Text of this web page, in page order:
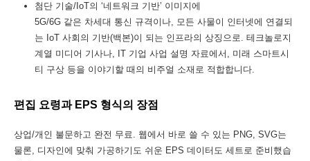
첨단 기술/IoT의 ‘네트워크 기반’ 이미지에
5G/6G 같은 차세대 통신 규격이나, 모든 사물이 인터넷에 연결되
는 IoT 사회의 기반(백본)이 되는 인프라의 상징으로. 테크놀로지
계열 미디어 기사나, IT 기업 사업 설명 자료에서, 미래 스마트시
티 구상 등을 이야기할 때의 비주얼 소재로 적합합니다.
편집 요령과 EPS 형식의 장점
상업/개인 불문하고 완전 무료. 웹에서 바로 쓸 수 있는 PNG, SVG는
물론, 디자인에 맞춰 가공하기도 쉬운 EPS 데이터도 세트로 준비했습